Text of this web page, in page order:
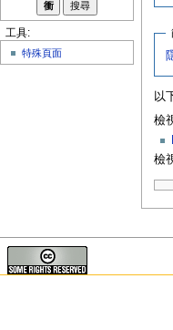
以
檢
檢
工具:
特殊頁面